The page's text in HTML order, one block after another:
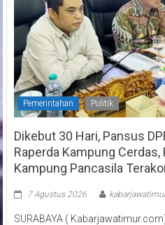
Pemerintahan Politik
Dikebut 30 Hari, Pansus
Raperda Kampung
Kampung Pancasila
7 Agustus 2026
SURABAYA (